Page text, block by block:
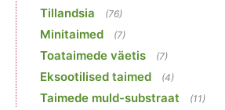
Tillandsia (76)
Minitaimed (7)
Toataimede väetis (7)
Eksootilised taimed (4)
Taimede muld-substraat (11)